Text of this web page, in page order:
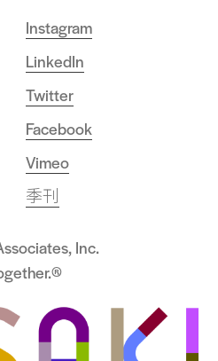
Instagram
LinkedIn
Twitter
Facebook
Vimeo
季刊
Inc.